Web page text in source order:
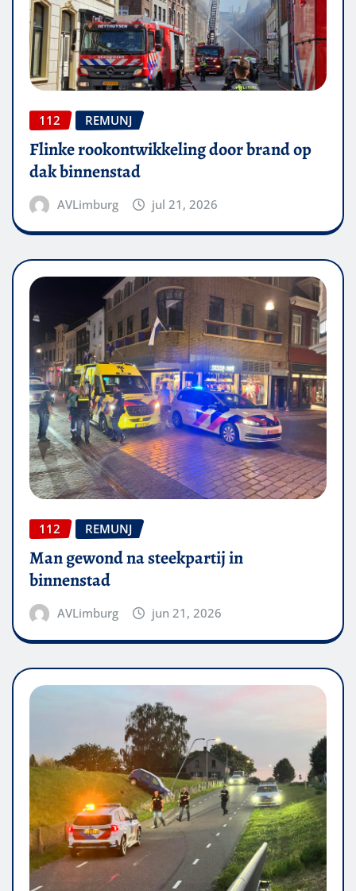
112 REMUNJ
Flinke rookontwikkeling door brand op
dak binnenstad
AVLimburg jul 21, 2026
112 REMUNJ
Man gewond na steekpartij in
binnenstad
AVLimburg jun 21, 2026